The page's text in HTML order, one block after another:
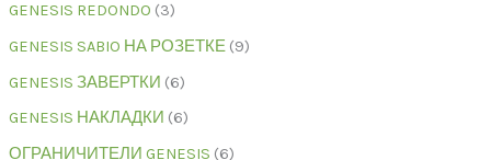
GENESIS REDONDO 3
GENESIS SABIO НА РОЗЕТКЕ 9
GENESIS ЗАВЕРТКИ 6
GENESIS НАКЛАДКИ 6
ОГРАНИЧИТЕЛИ GENESIS 6